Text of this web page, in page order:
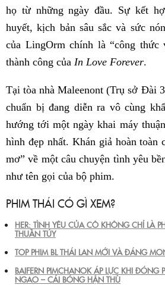
họ từ những ngày đầu. Sự kết
huyết, kịch bản sâu sắc và sức
của LingOrm chính là “công thức
thành công của In Love Forever.
Tại tòa nhà Maleenont (Trụ sở Đài
chuẩn bị đang diễn ra vô cùng
hướng tới một ngày khai máy
hình đẹp nhất. Khán giả hoàn toàn
mơ” về một câu chuyện tình yêu
như tên gọi của bộ phim.
PHIM THÁI CÓ GÌ XEM?
HER: TÌNH YÊU CỦA CÔ KHÔNG CHỈ LÀ
THUẦN TÚY
TOP PHIM BL THÁI LAN MỚI VÀ ĐÁNG
BAIFERN PIMCHANOK ÁP LỰC KHI ĐÓNG
NGAO – CÁI BÓNG HẬN THÙ